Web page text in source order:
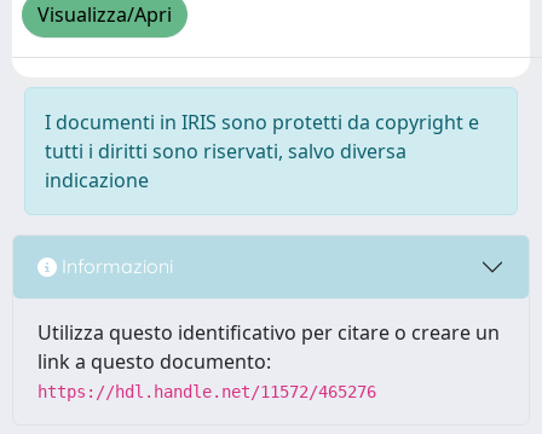
Visualizza/Apri
I documenti in IRIS sono protetti da copyright e
tutti i diritti sono riservati, salvo diversa
indicazione
Informazioni
Utilizza questo identificativo per citare o creare un
link a questo documento:
https://hdl.handle.net/11572/465276